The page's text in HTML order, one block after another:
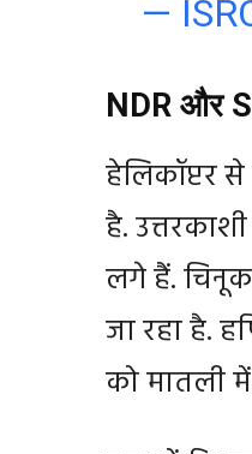
—
NDR और
हेलिकॉप्टर
है.
लगे हैं. चिनूक
जा रहा है.
को मातली